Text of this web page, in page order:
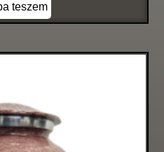
teszem